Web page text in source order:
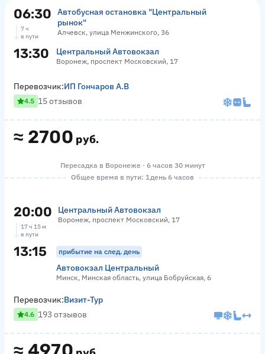
06:30
Автобусная остановка "Центральный
рынок"
Алчевск, улица Менжинского, 36
7 ч
в пути
13:30 Центральный Автовокзал
Воронеж, проспект Московский, 17
≈ 2700 руб.
Перевозчик:ИП Гончаров А.В
4.5 15 отзывов
Пересадка в Воронеже · 6 часов 30 минут
Общее время в пути: 1 день 6 часов
20:00 Центральный Автовокзал
Воронеж, проспект Московский, 17
17 ч 15 м
в пути
13:15 прибытие на след. день
Автовокзал Центральный
Минск, Минская область, улица Бобруйская, 6
Перевозчик:Визит-Тур
4.6 193 отзывов